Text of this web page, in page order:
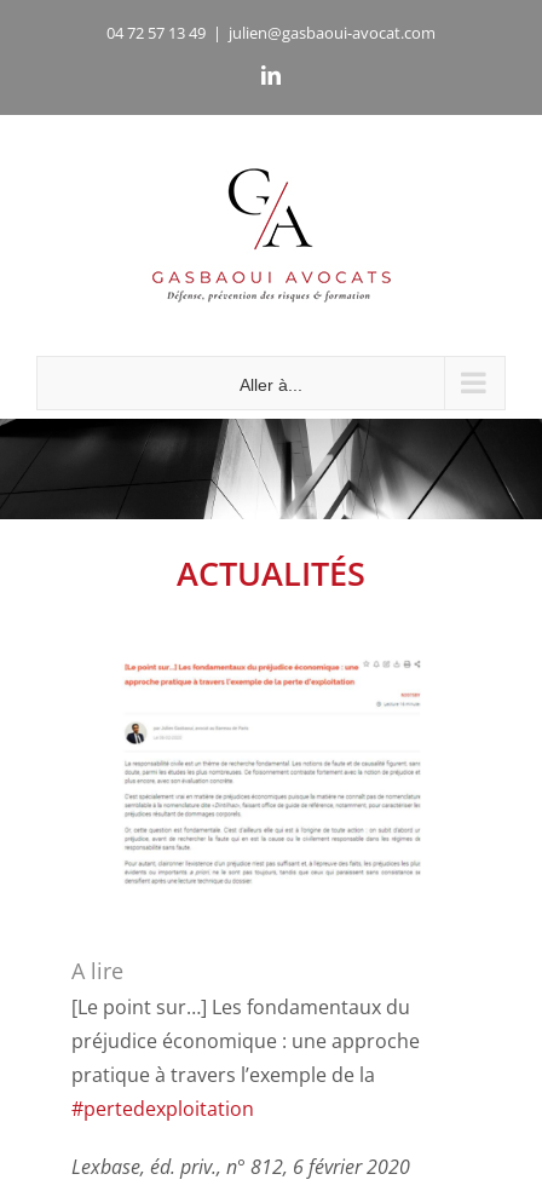
04 72 57 13 49 | julien@gasbaoui-avocat.com
LinkedIn
Aller à...
ACTUALITÉS
A lire
[Le point sur…] Les fondamentaux du
préjudice économique : une approche
pratique à travers l’exemple de la
#pertedexploitation
Lexbase, éd. priv., n° 812, 6 février 2020